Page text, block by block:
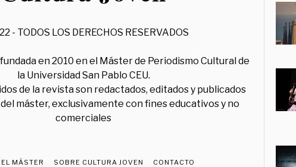
- TODOS LOS DERECHOS RESERVADOS
en 2010 en el Máster de Periodismo Cultural de
la Universidad San Pablo CEU.
de la revista son redactados, editados y publicados
máster, exclusivamente con fines educativos y no
comerciales
MÁSTER SOBRE CULTURA JOVEN CONTACTO